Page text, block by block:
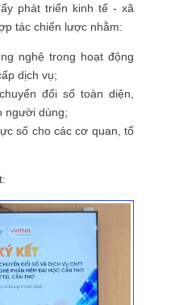
phát triển kinh tế - xã
tác chiến lược nhằm:
nghệ trong hoạt động
dịch vụ;
đổi số toàn diện,
người dùng;
số cho các cơ quan, tổ